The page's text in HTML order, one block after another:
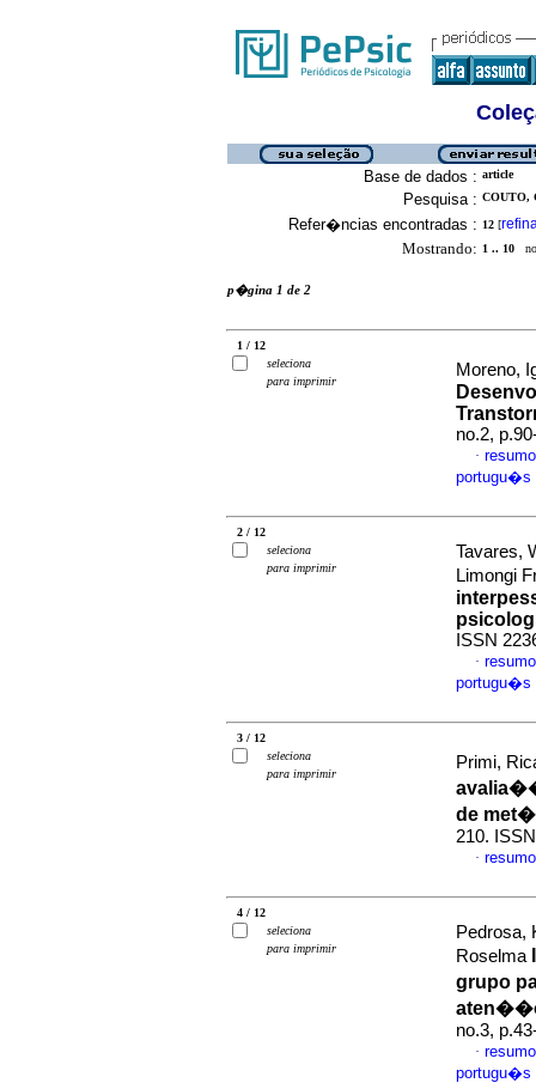
Base de dados : article
Pesquisa : COUTO,
Refer�ncias encontradas : 12 [
Mostrando: 1 .. 10
p�gina 1 de 2
1 / 12
seleciona
para imprimir
Moreno,
no.2,
·
portugu�s
2 / 12
seleciona
para imprimir
Tavares,
Limongi
ISSN
·
portugu�s
3 / 12
seleciona
para imprimir
Primi,
de
210.
·
4 / 12
seleciona
para imprimir
Pedrosa,
Roselma
grupo
no.3,
·
portugu�s